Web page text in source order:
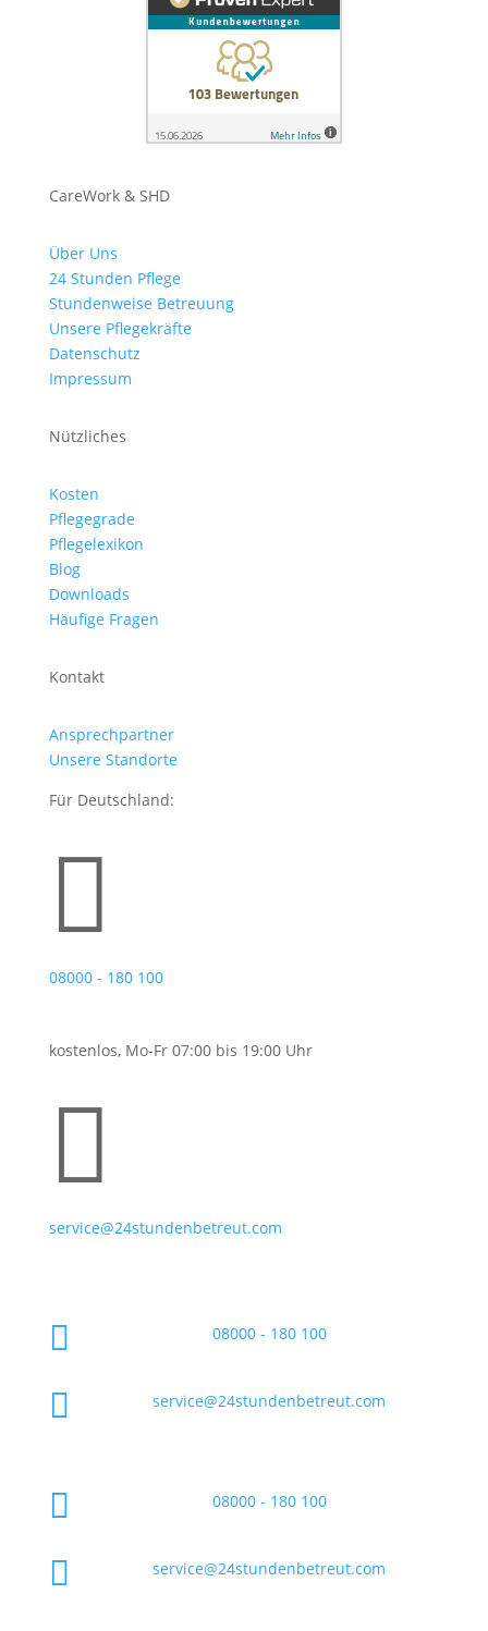
CareWork & SHD
Über Uns
24 Stunden Pflege
Stundenweise Betreuung
Unsere Pflegekräfte
Datenschutz
Impressum
Nützliches
Kosten
Pflegegrade
Pflegelexikon
Blog
Downloads
Häufige Fragen
Kontakt
Ansprechpartner
Unsere Standorte
Für Deutschland:

08000 - 180 100
kostenlos, Mo-Fr 07:00 bis 19:00 Uhr

service@24stundenbetreut.com
 08000 - 180 100
 service@24stundenbetreut.com
 08000 - 180 100
 service@24stundenbetreut.com